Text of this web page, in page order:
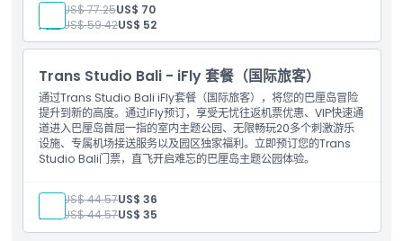
成人: US$ 77.25US$ 70
儿童:US$ 59.42US$ 52
Trans Studio Bali - iFly 套餐（国际旅客）
通过Trans Studio Bali iFly套餐（国际旅客），将您的巴厘岛冒险
提升到新的高度。通过iFly预订，享受无忧往返机票优惠、VIP快速通
道进入巴厘岛首屈一指的室内主题公园、无限畅玩20多个刺激游乐
设施、专属机场接送服务以及园区独家福利。立即预订您的Trans
Studio Bali门票，直飞开启难忘的巴厘岛主题公园体验。
成人: US$ 44.57US$ 36
儿童: US$ 44.57US$ 35